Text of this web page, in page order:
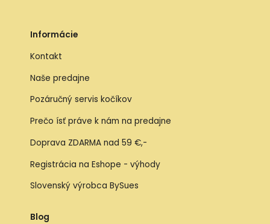
Informácie
Kontakt
Naše predajne
Pozáručný servis kočíkov
Prečo ísť práve k nám na predajne
Doprava ZDARMA nad 59 €,-
Registrácia na Eshope - výhody
Slovenský výrobca BySues
Blog